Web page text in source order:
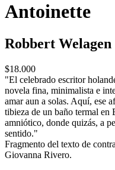
Antoinette
Robbert Welagen
$18.000
"El celebrado escritor
novela fina, minimalista e
amar aun a solas. Aquí, ese
tibieza de un baño termal en
amniótico, donde quizás, a
sentido."
Fragmento del texto de
Giovanna Rivero.